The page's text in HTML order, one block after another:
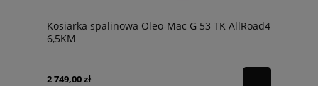
Kosiarka spalinowa Oleo-Mac G 53 TK AllRoad4
6,5KM
2 749,00 zł